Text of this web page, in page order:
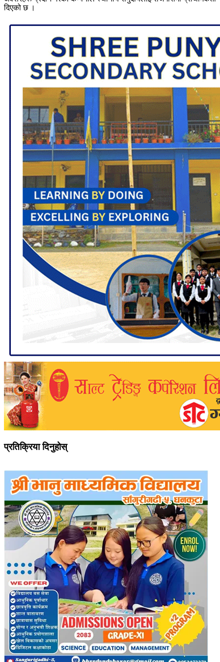
दिएको छ ।
प्रतिक्रिया दिनुहोस्